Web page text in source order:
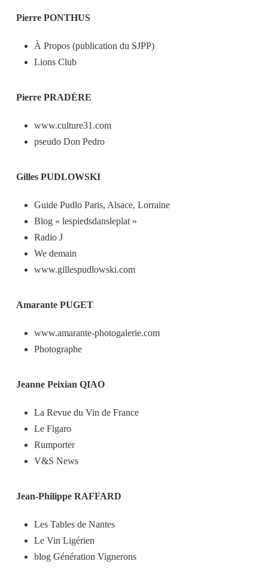
Pierre PONTHUS
À Propos (publication du SJPP)
Lions Club
Pierre PRADÈRE
www.culture31.com
pseudo Don Pedro
Gilles PUDLOWSKI
Guide Pudlo Paris, Alsace, Lorraine
Blog « lespiedsdansleplat »
Radio J
We demain
www.gillespudlowski.com
Amarante PUGET
www.amarante-photogalerie.com
Photographe
Jeanne Peixian QIAO
La Revue du Vin de France
Le Figaro
Rumporter
V&S News
Jean-Philippe RAFFARD
Les Tables de Nantes
Le Vin Ligérien
blog Génération Vignerons